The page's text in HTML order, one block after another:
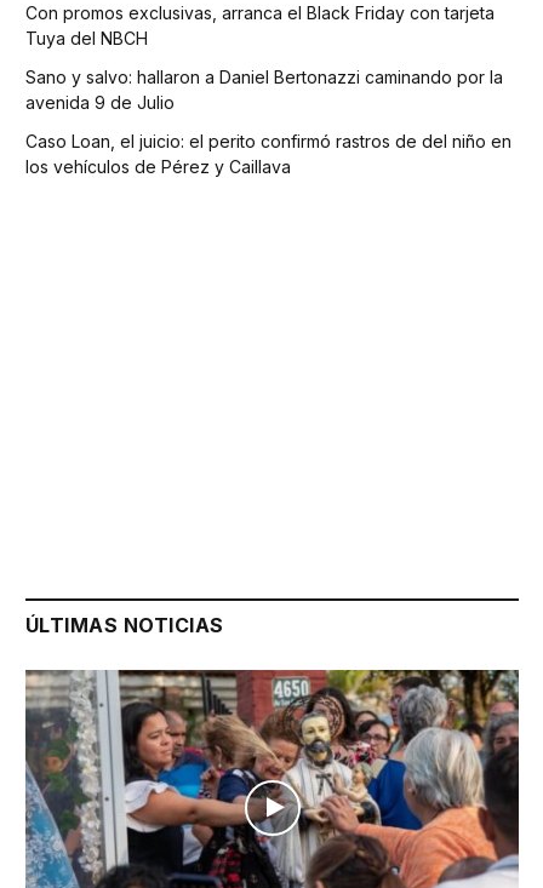
Con promos exclusivas, arranca el Black Friday con tarjeta
Tuya del NBCH
Sano y salvo: hallaron a Daniel Bertonazzi caminando por la
avenida 9 de Julio
Caso Loan, el juicio: el perito confirmó rastros de del niño en
los vehículos de Pérez y Caillava
ÚLTIMAS NOTICIAS